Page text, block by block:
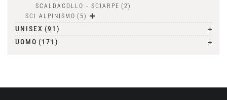
SCALDACOLLO - SCIARPE (2)
SCI ALPINISMO (5)
UNISEX (91)
UOMO (171)